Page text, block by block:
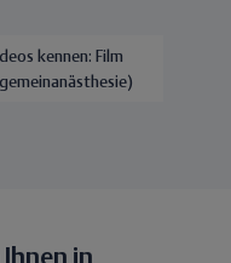
kennen: Film